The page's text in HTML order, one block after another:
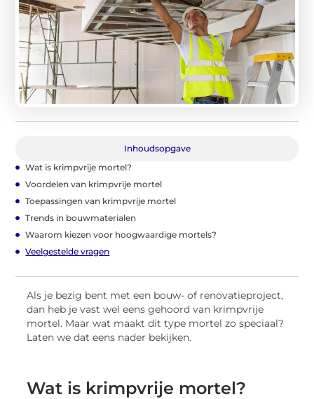
Inhoudsopgave
Wat is krimpvrije mortel?
Voordelen van krimpvrije mortel
Toepassingen van krimpvrije mortel
Trends in bouwmaterialen
Waarom kiezen voor hoogwaardige mortels?
Veelgestelde vragen
Als je bezig bent met een bouw- of renovatieproject,
dan heb je vast wel eens gehoord van krimpvrije
mortel. Maar wat maakt dit type mortel zo speciaal?
Laten we dat eens nader bekijken.
Wat is krimpvrije mortel?